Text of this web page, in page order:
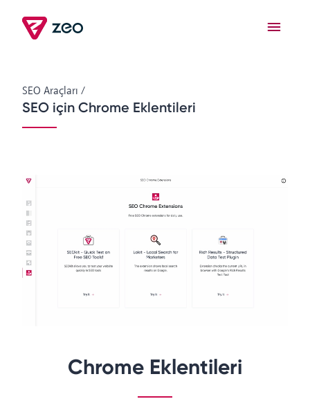
SEO Araçları /
SEO için Chrome Eklentileri
Chrome Eklentileri